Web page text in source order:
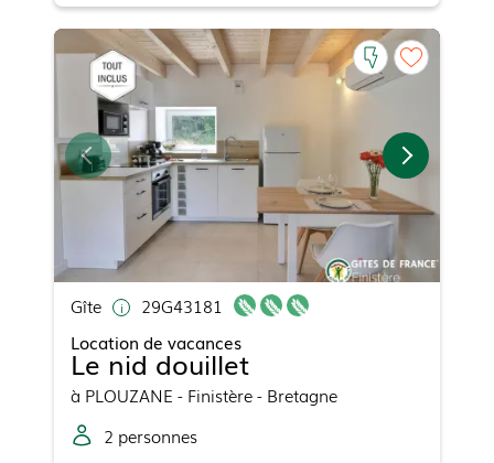
Gîte
29G43181
Location de vacances
Le nid douillet
à PLOUZANE - Finistère - Bretagne
2 personnes